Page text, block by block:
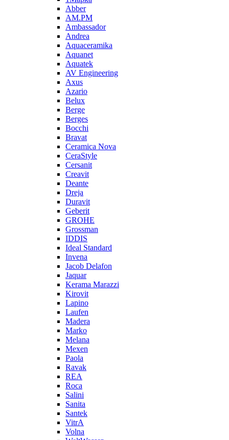
Abber
AM.PM
Ambassador
Andrea
Aquaceramika
Aquanet
Aquatek
AV Engineering
Axus
Azario
Belux
Berge
Berges
Bocchi
Bravat
Ceramica Nova
CeraStyle
Cersanit
Creavit
Deante
Dreja
Duravit
Geberit
GROHE
Grossman
IDDIS
Ideal Standard
Invena
Jacob Delafon
Jaquar
Kerama Marazzi
Kirovit
Lapino
Laufen
Madera
Marko
Melana
Mexen
Paola
Ravak
REA
Roca
Salini
Sanita
Santek
VitrA
Volna